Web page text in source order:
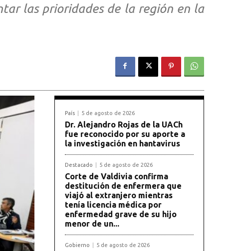
las prioridades de la región en la
País 5 de agosto de 2026
Dr. Alejandro Rojas de la UACh
fue reconocido por su aporte a
la investigación en hantavirus
Destacado 5 de agosto de 2026
Corte de Valdivia confirma
destitución de enfermera que
viajó al extranjero mientras
tenía licencia médica por
enfermedad grave de su hijo
menor de un...
Gobierno 5 de agosto de 2026